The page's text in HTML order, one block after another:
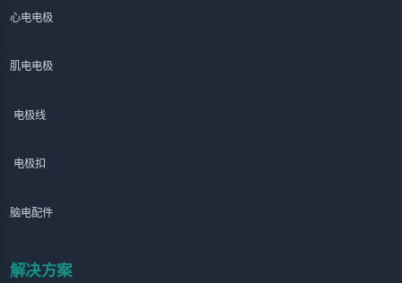
心电电极
肌电电极
电极线
电极扣
脑电配件
解决方案